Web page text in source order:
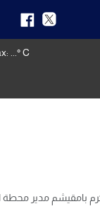
° C
بامقيشم مدير محطة